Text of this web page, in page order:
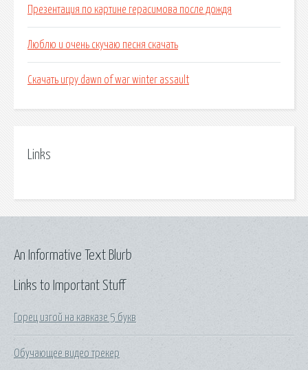
Презентация по картине герасимова после дождя
Люблю и очень скучаю песня скачать
Скачать игру dawn of war winter assault
Links
Links to Important Stuff
Горец изгой на кавказе 5 букв
Обучающее видео трекер
An Informative Text Blurb